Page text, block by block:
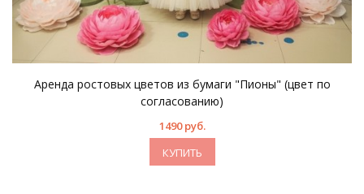
Аренда ростовых цветов из бумаги "Пионы" (цвет по
согласованию)
1490 руб.
КУПИТЬ